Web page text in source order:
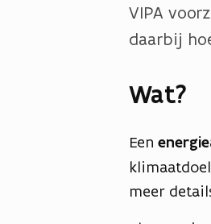
VIPA
daarbij
Wat?
Een
meer